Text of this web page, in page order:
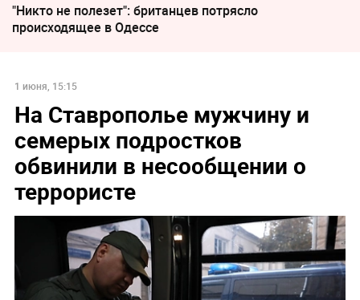
"Никто не полезет": британцев потрясло
происходящее в Одессе
1 июня, 15:15
На Ставрополье мужчину и
семерых подростков
обвинили в несообщении о
террористе